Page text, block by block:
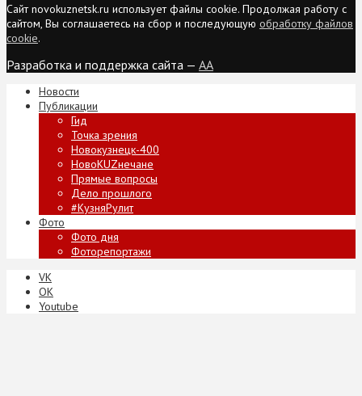
Сайт novokuznetsk.ru использует файлы cookie. Продолжая работу с
сайтом, Вы соглашаетесь на сбор и последующую обработку файлов
cookie.
Разработка и поддержка сайта — AA
Новости
Публикации
Гид
Точка зрения
Новокузнецк-400
НовоKUZнечане
Прямые вопросы
Дело прошлого
#КузняРулит
Фото
Фото дня
Фоторепортажи
VK
ОК
Youtube